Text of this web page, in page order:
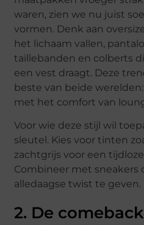
waren, zien we nu juist
vormen. Denk aan
het lichaam vallen,
taillebanden en colberts
een vest draagt. Deze
beste van beide
met het comfort van
Voor wie deze stijl wil
sleutel. Kies voor tinten
zachtgrijs voor een
Combineer met sneakers
alledaagse twist te geven.
2. De